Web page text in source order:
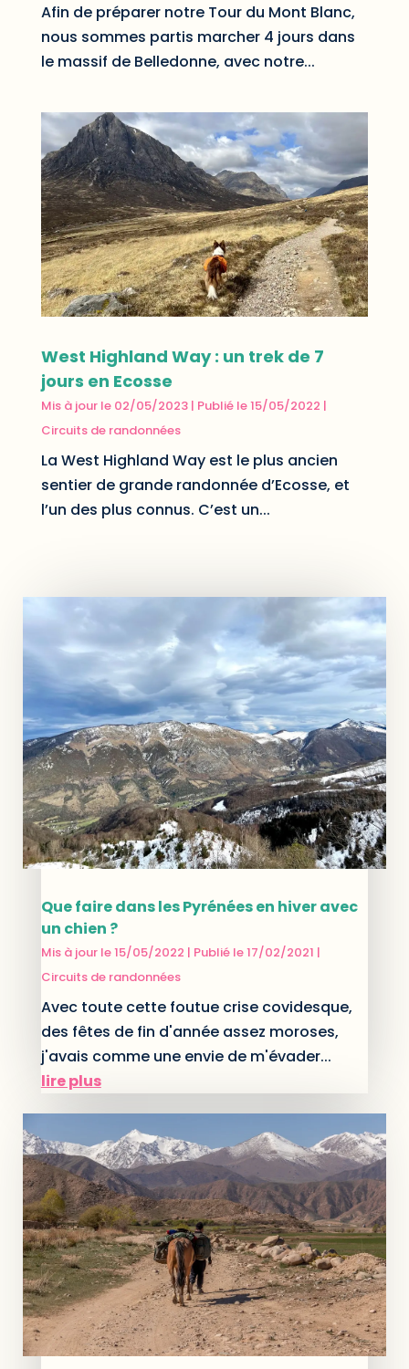
Afin de préparer notre Tour du Mont Blanc,
nous sommes partis marcher 4 jours dans
le massif de Belledonne, avec notre...
West Highland Way : un trek de 7
jours en Ecosse
Mis à jour le 02/05/2023 | Publié le 15/05/2022 |
Circuits de randonnées
La West Highland Way est le plus ancien
sentier de grande randonnée d’Ecosse, et
l’un des plus connus. C’est un...
Que faire dans les Pyrénées en hiver avec
un chien ?
Mis à jour le 15/05/2022 | Publié le 17/02/2021 |
Circuits de randonnées
Avec toute cette foutue crise covidesque,
des fêtes de fin d'année assez moroses,
j'avais comme une envie de m'évader...
lire plus